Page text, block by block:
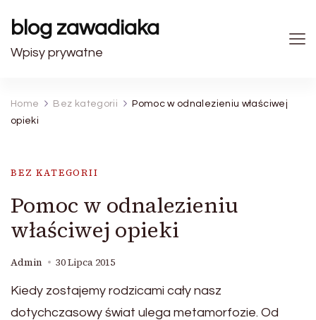
blog zawadiaka
Wpisy prywatne
Home Bez kategorii
Pomoc w odnalezieniu właściwej
opieki
BEZ KATEGORII
Pomoc w odnalezieniu
właściwej opieki
Admin 30 Lipca 2015
Kiedy zostajemy rodzicami cały nasz
dotychczasowy świat ulega metamorfozie. Od